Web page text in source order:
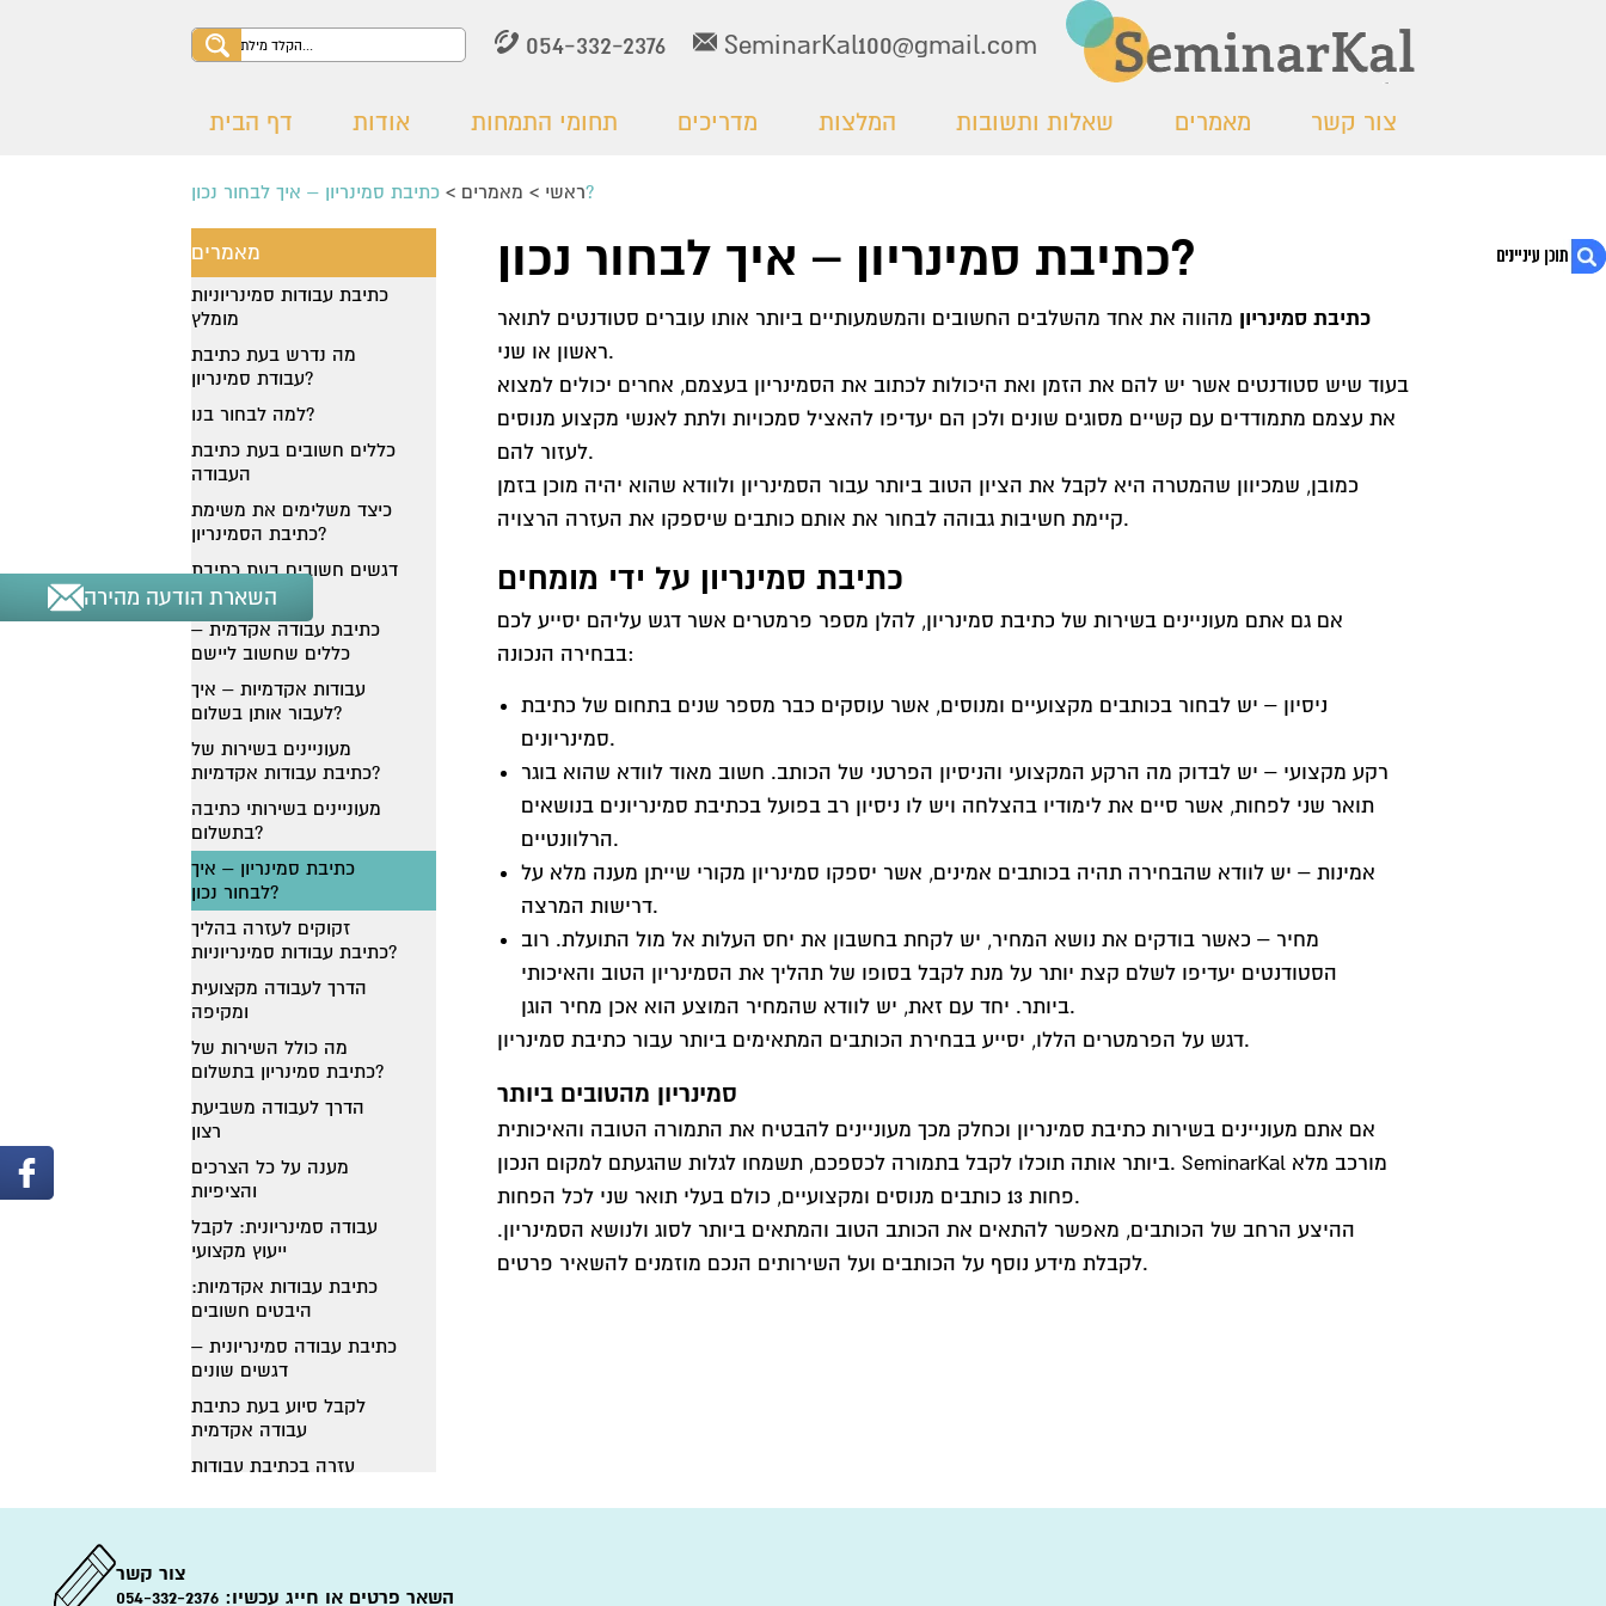
054-332-2376 SeminarKal100@gmail.com
דף הבית אודות תחומי התמחות מדריכים המלצות שאלות ותשובות מאמרים צור קשר
ראשי > מאמרים > כתיבת סמינריון – איך לבחור נכון?
מאמרים
כתיבת עבודות סמינריוניות
מומלץ
מה נדרש בעת כתיבת
עבודת סמינריון?
למה לבחור בנו?
כללים חשובים בעת כתיבת
העבודה
כיצד משלימים את משימת
כתיבת הסמינריון?
דגשים חשובים בעת כתיבת
עבודת סמינריון
כתיבת עבודה אקדמית –
כללים שחשוב ליישם
עבודות אקדמיות – איך
לעבור אותן בשלום?
מעוניינים בשירות של
כתיבת עבודות אקדמיות?
מעוניינים בשירותי כתיבה
בתשלום?
כתיבת סמינריון – איך
לבחור נכון?
זקוקים לעזרה בהליך
כתיבת עבודות סמינריוניות?
הדרך לעבודה מקצועית
ומקיפה
מה כולל השירות של
כתיבת סמינריון בתשלום?
הדרך לעבודה משביעת
רצון
מענה על כל הצרכים
והציפיות
עבודה סמינריונית: לקבל
ייעוץ מקצועי
כתיבת עבודות אקדמיות:
היבטים חשובים
כתיבת עבודה סמינריונית –
דגשים שונים
לקבל סיוע בעת כתיבת
עבודה אקדמית
עזרה בכתיבת עבודות
כתיבת סמינריון – איך לבחור נכון?
כתיבת סמינריון מהווה את אחד מהשלבים החשובים והמשמעותיים ביותר אותו עוברים סטודנטים לתואר
ראשון או שני.
בעוד שיש סטודנטים אשר יש להם את הזמן ואת היכולות לכתוב את הסמינריון בעצמם, אחרים יכולים למצוא
את עצמם מתמודדים עם קשיים מסוגים שונים ולכן הם יעדיפו להאציל סמכויות ולתת לאנשי מקצוע מנוסים
לעזור להם.
כמובן, שמכיוון שהמטרה היא לקבל את הציון הטוב ביותר עבור הסמינריון ולוודא שהוא יהיה מוכן בזמן
קיימת חשיבות גבוהה לבחור את אותם כותבים שיספקו את העזרה הרצויה.
כתיבת סמינריון על ידי מומחים
אם גם אתם מעוניינים בשירות של כתיבת סמינריון, להלן מספר פרמטרים אשר דגש עליהם יסייע לכם
בבחירה הנכונה:
ניסיון – יש לבחור בכותבים מקצועיים ומנוסים, אשר עוסקים כבר מספר שנים בתחום של כתיבת
סמינריונים.
רקע מקצועי – יש לבדוק מה הרקע המקצועי והניסיון הפרטני של הכותב. חשוב מאוד לוודא שהוא בוגר
תואר שני לפחות, אשר סיים את לימודיו בהצלחה ויש לו ניסיון רב בפועל בכתיבת סמינריונים בנושאים
הרלוונטיים.
אמינות – יש לוודא שהבחירה תהיה בכותבים אמינים, אשר יספקו סמינריון מקורי שייתן מענה מלא על
דרישות המרצה.
מחיר – כאשר בודקים את נושא המחיר, יש לקחת בחשבון את יחס העלות אל מול התועלת. רוב
הסטודנטים יעדיפו לשלם קצת יותר על מנת לקבל בסופו של תהליך את הסמינריון הטוב והאיכותי
ביותר. יחד עם זאת, יש לוודא שהמחיר המוצע הוא אכן מחיר הוגן.
דגש על הפרמטרים הללו, יסייע בבחירת הכותבים המתאימים ביותר עבור כתיבת סמינריון.
סמינריון מהטובים ביותר
אם אתם מעוניינים בשירות כתיבת סמינריון וכחלק מכך מעוניינים להבטיח את התמורה הטובה והאיכותית
ביותר אותה תוכלו לקבל בתמורה לכספכם, תשמחו לגלות שהגעתם למקום הנכון. SeminarKal מורכב מלא
פחות 13 כותבים מנוסים ומקצועיים, כולם בעלי תואר שני לכל הפחות.
ההיצע הרחב של הכותבים, מאפשר להתאים את הכותב הטוב והמתאים ביותר לסוג ולנושא הסמינריון.
לקבלת מידע נוסף על הכותבים ועל השירותים הנכם מוזמנים להשאיר פרטים.
השארת הודעה מהירה
צור קשר
השאר פרטים או חייג עכשיו:054-332-2376